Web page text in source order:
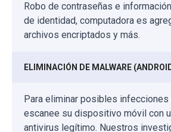
Robo de contraseñas e
de identidad, computadora es
archivos encriptados y más.
ELIMINACIÓN DE MALWARE
Para eliminar posibles infecciones
escanee su dispositivo móvil con
antivirus legítimo. Nuestros